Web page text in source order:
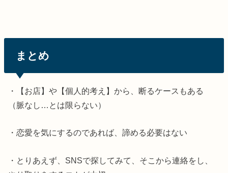
まとめ
・【お店】や【個人的考え】から、断るケースもある
（脈なし…とは限らない）
・恋愛を気にするのであれば、諦める必要はない
・とりあえず、SNSで探してみて、そこから連絡をし、